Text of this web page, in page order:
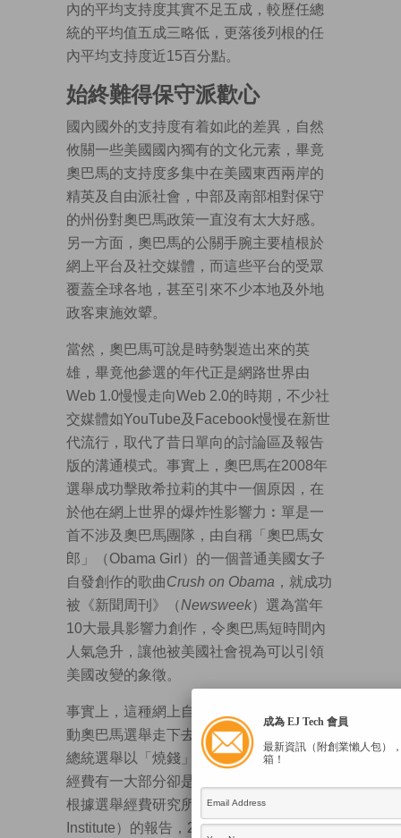
內的平均支持度其實不足五成，較歷任總
統的平均值五成三略低，更落後列根的任
內平均支持度近15百分點。
始終難得保守派歡心
國內國外的支持度有着如此的差異，自然
攸關一些美國國內獨有的文化元素，畢竟
奧巴馬的支持度多集中在美國東西兩岸的
精英及自由派社會，中部及南部相對保守
的州份對奧巴馬政策一直沒有太大好感。
另一方面，奧巴馬的公關手腕主要植根於
網上平台及社交媒體，而這些平台的受眾
覆蓋全球各地，甚至引來不少本地及外地
政客東施效顰。
當然，奧巴馬可說是時勢製造出來的英
雄，畢竟他參選的年代正是網路世界由
Web 1.0慢慢走向Web 2.0的時期，不少社
交媒體如YouTube及Facebook慢慢在新世
代流行，取代了昔日單向的討論區及報告
版的溝通模式。事實上，奧巴馬在2008年
選舉成功擊敗希拉莉的其中一個原因，在
於他在網上世界的爆炸性影響力︰單是一
首不涉及奧巴馬團隊，由自稱「奧巴馬女
郎」（Obama Girl）的一個普通美國女子
自發創作的歌曲Crush on Obama ，就成功
被《新聞周刊》（Newsweek）選為當年
10大最具影響力創作，令奧巴馬短時間內
人氣急升，讓他被美國社會視為可以引領
美國改變的象徵。
事實上，這種網上自發的公關影片成為推
動奧巴馬選舉走下去的動力，特別是美國
總統選舉以「燒錢」見稱，奧巴馬在競選
經費有一大部分卻是由小額捐款得來的。
根據選舉經費研究所（Campaign Finance
Institute）的報告，2007年奧巴馬競選經費
成為 EJ Tech 會員
最新資訊（附創業懶人包）
箱！